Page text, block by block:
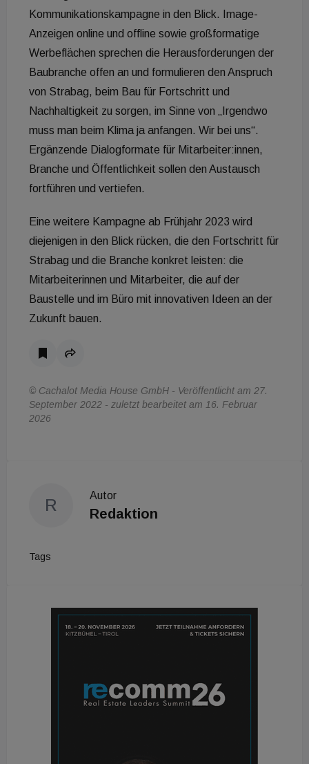
Kommunikationskampagne in den Blick. Image-
Anzeigen online und offline sowie großformatige
Werbeflächen sprechen die Herausforderungen der
Baubranche offen an und formulieren den Anspruch
von Strabag, beim Bau für Fortschritt und
Nachhaltigkeit zu sorgen, im Sinne von „Irgendwo
muss man beim Klima ja anfangen. Wir bei uns“.
Ergänzende Dialogformate für Mitarbeiter:innen,
Branche und Öffentlichkeit sollen den Austausch
fortführen und vertiefen.
Eine weitere Kampagne ab Frühjahr 2023 wird
diejenigen in den Blick rücken, die den Fortschritt für
Strabag und die Branche konkret leisten: die
Mitarbeiterinnen und Mitarbeiter, die auf der
Baustelle und im Büro mit innovativen Ideen an der
Zukunft bauen.
© Cachalot Media House GmbH - Veröffentlicht am 27.
September 2022 - zuletzt bearbeitet am 16. Februar
2026
R
Autor
Redaktion
Tags